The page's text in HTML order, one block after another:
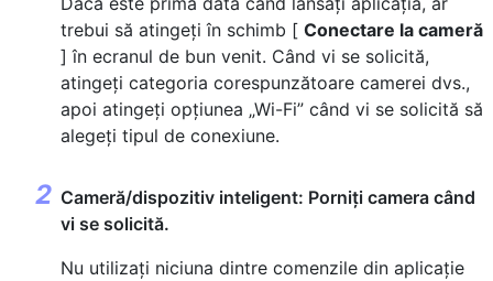
trebui să atingeți în schimb [ Conectare la cameră
] în ecranul de bun venit. Când vi se solicită,
atingeți categoria corespunzătoare camerei dvs.,
apoi atingeți opțiunea „Wi-Fi” când vi se solicită să
alegeți tipul de conexiune.
Cameră/dispozitiv inteligent: Porniți camera când
vi se solicită.
Nu utilizați niciuna dintre comenzile din aplicație